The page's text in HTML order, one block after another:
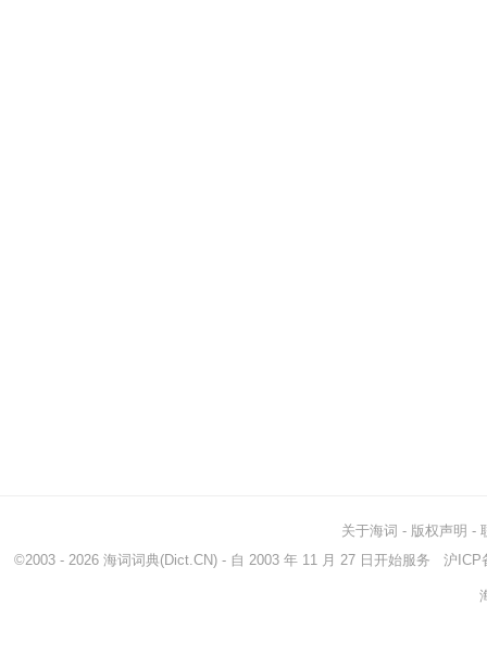
关于海词 - 版权声明 -
©2003 - 2026 海词词典(Dict.CN) - 自 2003 年 11 月 27 日开始服务 沪ICP